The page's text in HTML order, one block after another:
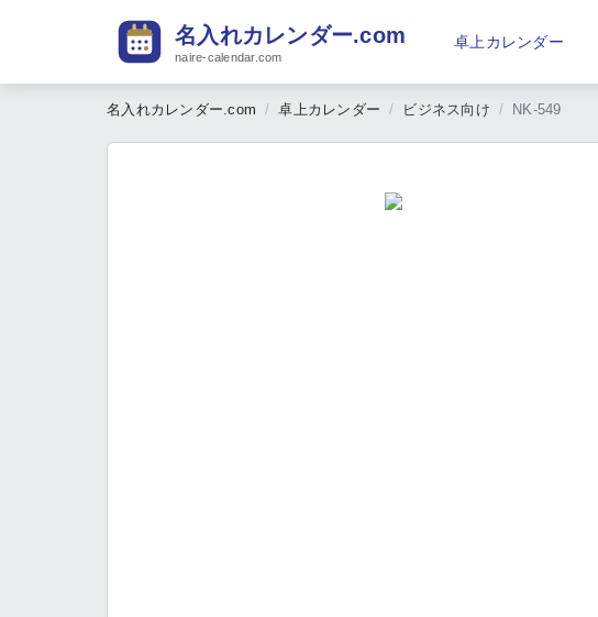
名入れカレンダー.com
naire-calendar.com
卓上カレンダー
名入れカレンダー.com 卓上カレンダー ビジネス向け NK-549